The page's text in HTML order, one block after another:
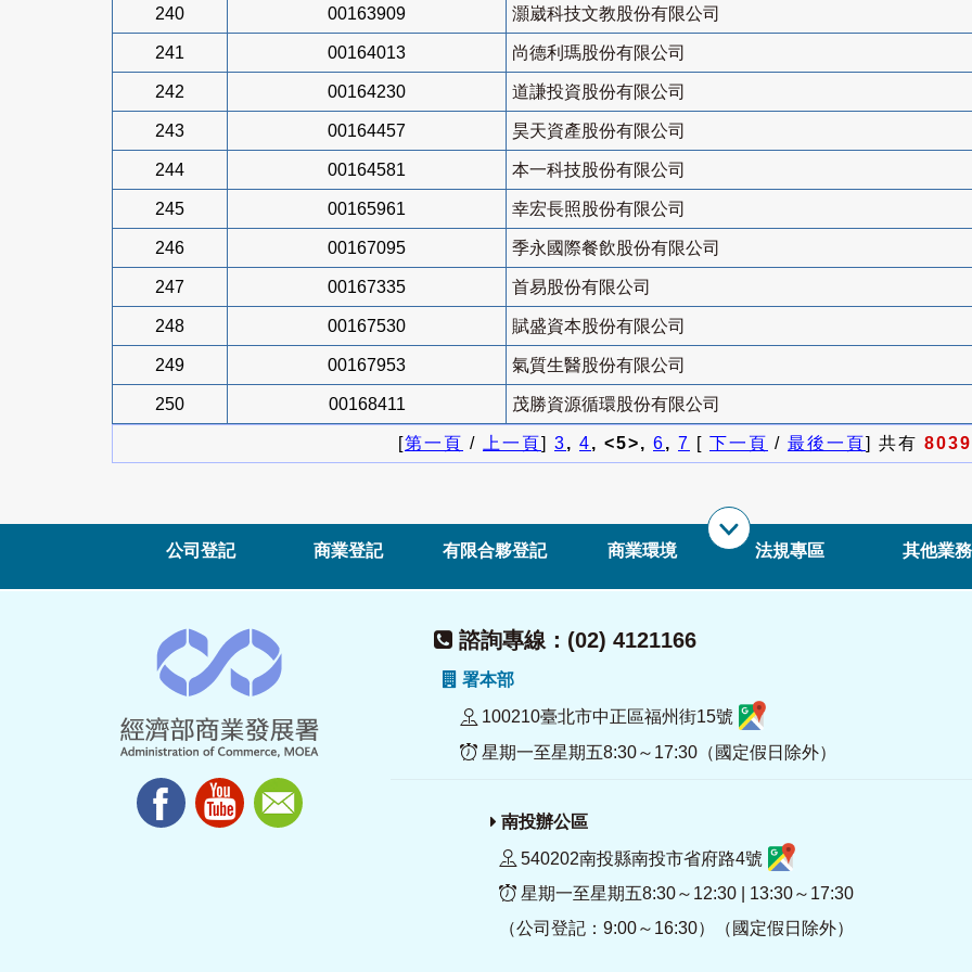
240 00163909 灝崴科技文教股份有限公司
241 00164013 尚德利瑪股份有限公司
242 00164230 道謙投資股份有限公司
243 00164457 昊天資產股份有限公司
244 00164581 本一科技股份有限公司
245 00165961 幸宏長照股份有限公司
246 00167095 季永國際餐飲股份有限公司
247 00167335 首易股份有限公司
248 00167530 賦盛資本股份有限公司
249 00167953 氣質生醫股份有限公司
250 00168411 茂勝資源循環股份有限公司
[第一頁 / 上一頁] 3, 4, <5>, 6, 7 [ 下一頁 / 最後一頁] 共有 8039
公司登記 商業登記 有限合夥登記 商業環境 法規專區 其他業務
諮詢專線：(02) 4121166
署本部
100210臺北市中正區福州街15號
星期一至星期五8:30～17:30（國定假日除外）
南投辦公區
540202南投縣南投市省府路4號
星期一至星期五8:30～12:30 | 13:30～17:30
（公司登記：9:00～16:30）（國定假日除外）